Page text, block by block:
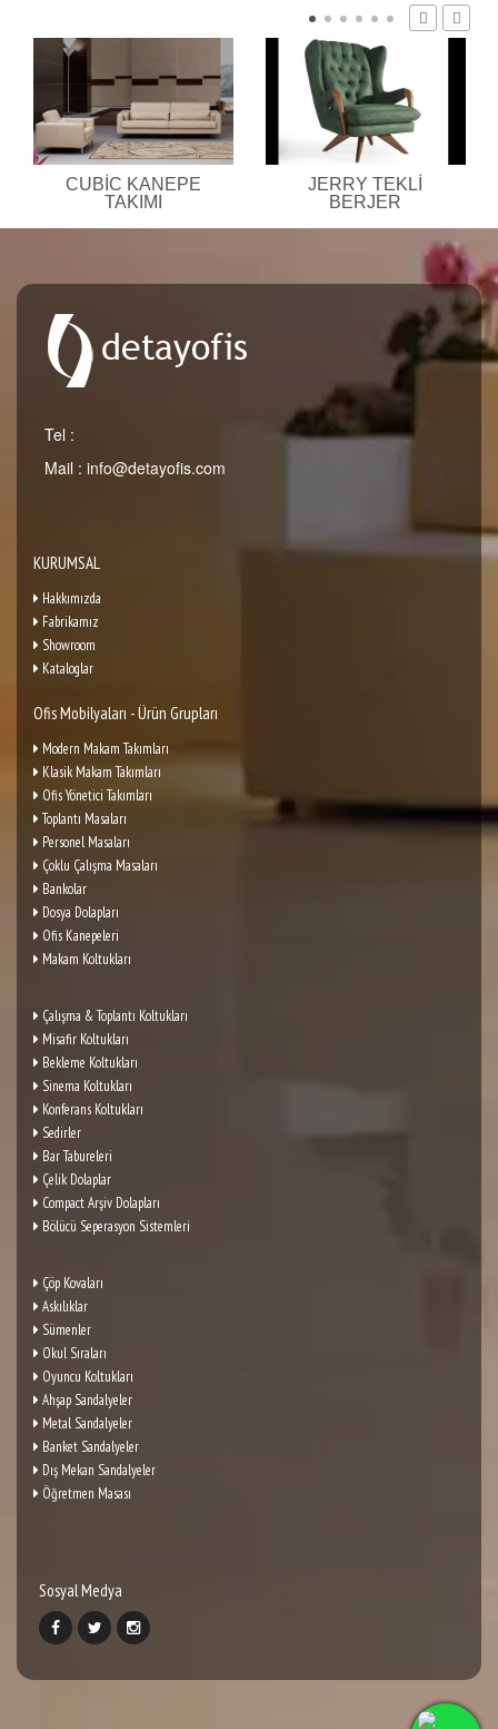
CUBIC KANEPE
TAKIMI
JERRY TEKLI
BERJER
Tel :
Mail : info@detayofis.com
KURUMSAL
Hakkımızda
Fabrikamız
Showroom
Kataloglar
Ofis Mobilyaları - Ürün Grupları
Modern Makam Takımları
Klasik Makam Takımları
Ofis Yönetici Takımları
Toplantı Masaları
Personel Masaları
Çoklu Çalışma Masaları
Bankolar
Dosya Dolapları
Ofis Kanepeleri
Makam Koltukları
Çalışma & Toplantı Koltukları
Misafir Koltukları
Bekleme Koltukları
Sinema Koltukları
Konferans Koltukları
Sedirler
Bar Tabureleri
Çelik Dolaplar
Compact Arşiv Dolapları
Bölücü Seperasyon Sistemleri
Çöp Kovaları
Askılıklar
Sümenler
Okul Sıraları
Oyuncu Koltukları
Ahşap Sandalyeler
Metal Sandalyeler
Banket Sandalyeler
Dış Mekan Sandalyeler
Öğretmen Masası
Sosyal Medya